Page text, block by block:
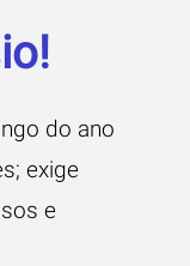
do ano
exige
e